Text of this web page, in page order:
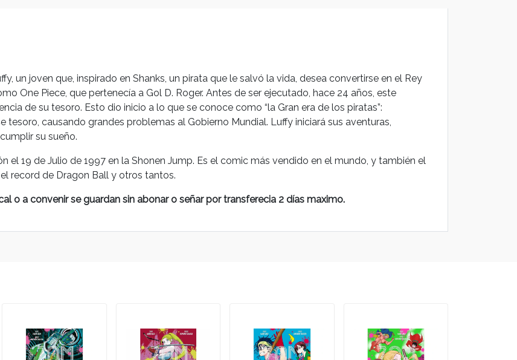
un joven que, inspirado en Shanks, un pirata que le salvó la vida, desea convertirse en el Rey
One Piece, que pertenecía a Gol D. Roger. Antes de ser ejecutado, hace 24 años, este
de su tesoro. Esto dio inicio a lo que se conoce como “la Gran era de los piratas”:
tesoro, causando grandes problemas al Gobierno Mundial. Luffy iniciará sus aventuras,
su sueño.
el 19 de Julio de 1997 en la Shonen Jump. Es el comic más vendido en el mundo, y también el
record de Dragon Ball y otros tantos.
o a convenir se guardan sin abonar o señar por transferecia 2 días maximo.